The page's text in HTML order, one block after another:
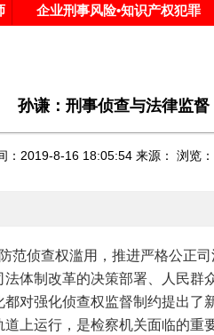
企业刑事风险•知识产权犯罪
孙谦：刑事侦查与法律监督
：2019-8-16 18:05:54 来源： 浏览：
侦查权滥用，推进严格公正司
体制改革的决策部署、人民群
对强化侦查权监督制约提出了
上运行，是检察机关面临的重